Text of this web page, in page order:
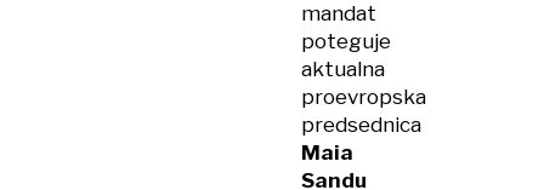
mandat
poteguje
aktualna
proevropska
predsednica
Maia
Sandu